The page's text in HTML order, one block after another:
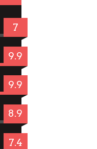
7
9.9
9.9
8.9
7.4